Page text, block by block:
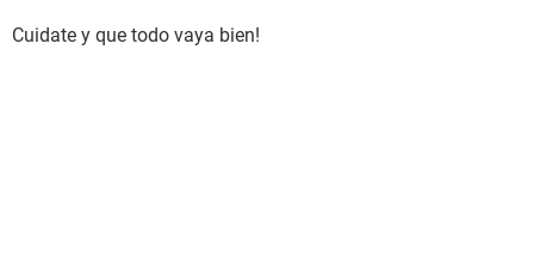
Cuidate y que todo vaya bien!